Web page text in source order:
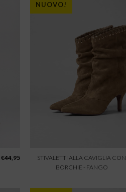
€44,95
NUOVO!
STIVALETTI ALLA CAVIGLIA CON
BORCHIE - FANGO